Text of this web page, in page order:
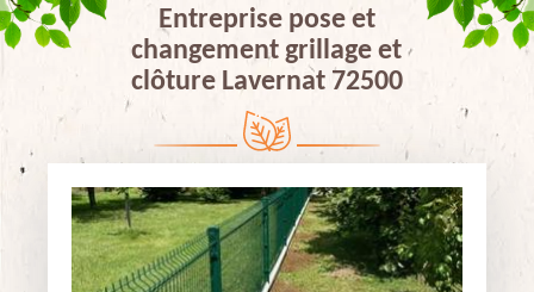
Entreprise pose et
changement grillage et
clôture Lavernat 72500